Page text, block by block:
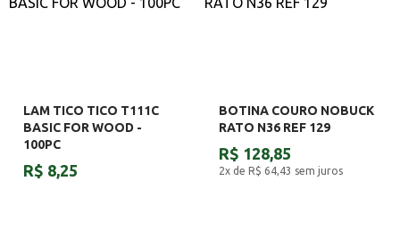
LAM TICO TICO T111C
BASIC FOR WOOD -
100PC
R$ 8,25
BOTINA COURO NOBUCK
RATO N36 REF 129
R$ 128,85
2x de R$ 64,43 sem juros